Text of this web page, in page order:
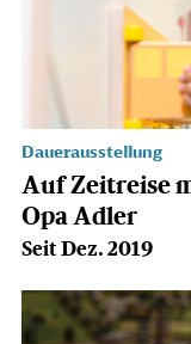
Dauerausstellung
Auf Zeitreise
Opa Adler
Seit Dez. 2019